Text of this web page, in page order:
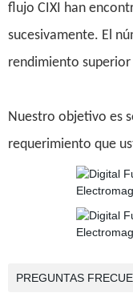
flujo CIXI han
sucesivamente. El
rendimiento
Nuestro objetivo es
requerimiento que
PREGUNTAS